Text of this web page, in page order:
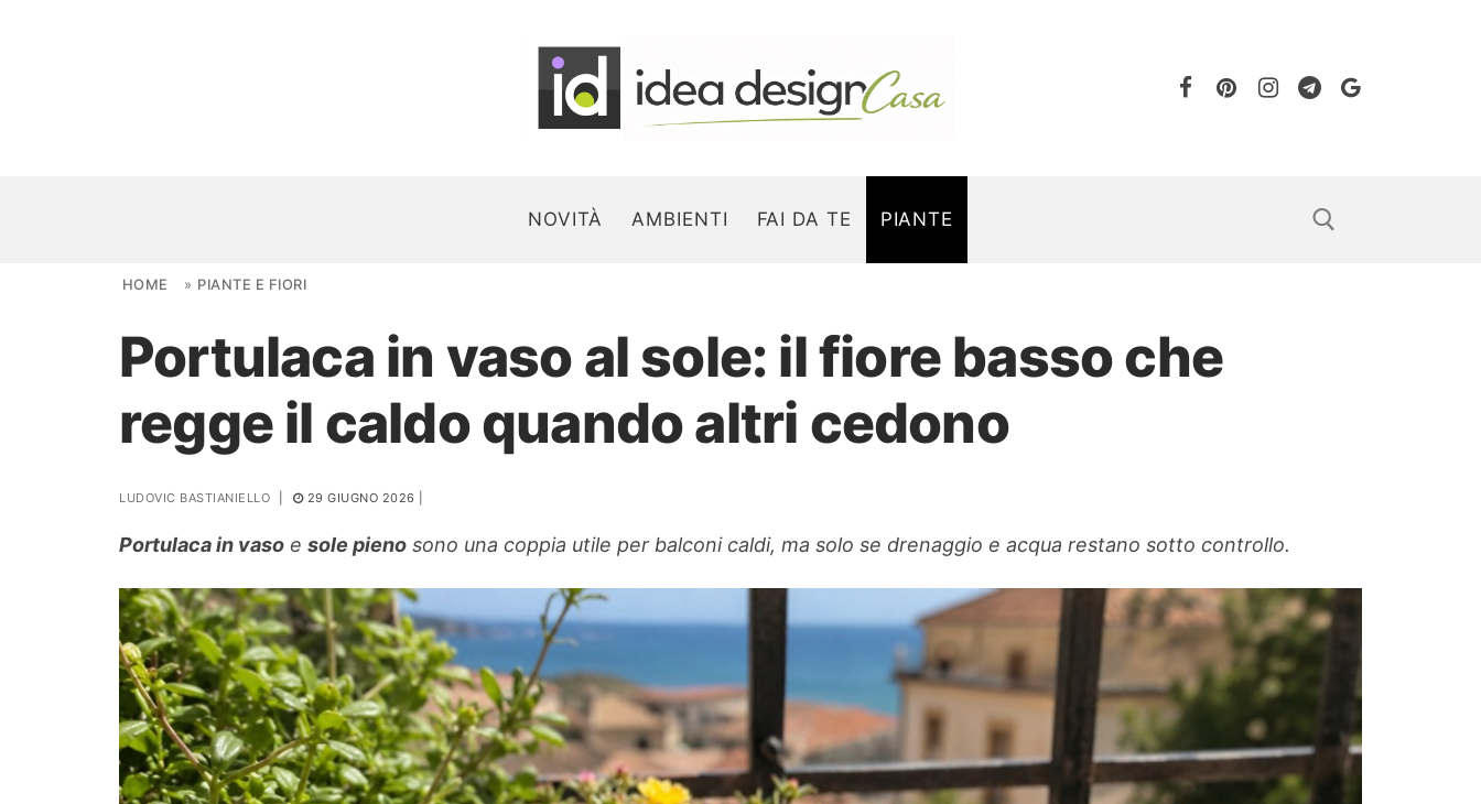
NOVITÀ AMBIENTI FAI DA TE PIANTE
Search for:
NOVITÀ
AMBIENTI
Search for:
HOME » PIANTE E FIORI
Portulaca in vaso al sole: il fiore basso che
regge il caldo quando altri cedono
LUDOVIC BASTIANIELLO 29 GIUGNO 2026
Portulaca in vaso e sole pieno sono una coppia utile per balconi caldi, ma solo se drenaggio e acqua restano sotto controllo.